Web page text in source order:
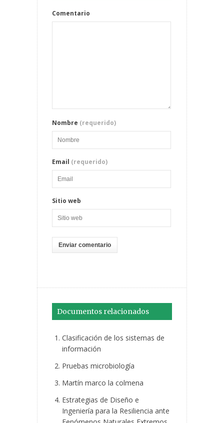
Comentario
Nombre (requerido)
Email (requerido)
Sitio web
Documentos relacionados
Clasificación de los sistemas de
información
Pruebas microbiología
Martín marco la colmena
Estrategias de Diseño e
Ingeniería para la Resiliencia ante